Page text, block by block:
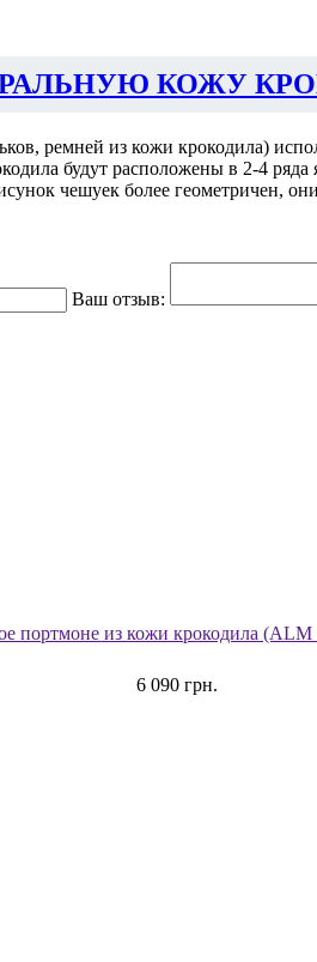
КОЖУ
ремней из кожи крокодила)
будут расположены в 2-4
чешуек более геометричен,
Ваш отзыв:
портмоне из кожи крокодила (ALM
6 090 грн.